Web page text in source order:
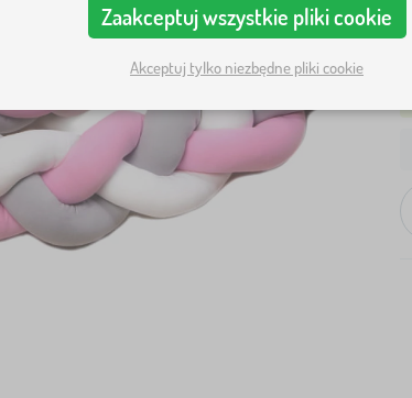
Zaakceptuj wszystkie pliki cookie
Akceptuj tylko niezbędne pliki cookie